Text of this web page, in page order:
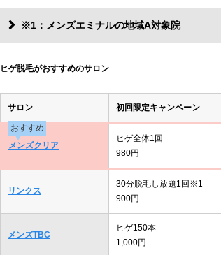
※1：メンズエミナルの地域A対象院
ヒゲ脱毛がおすすめのサロン
サロン 初回限定キャンペーン
おすすめ
メンズクリア
ヒゲ全体1回
980円
リンクス
30分脱毛し放題1回※1
900円
メンズTBC
ヒゲ150本
1,000円